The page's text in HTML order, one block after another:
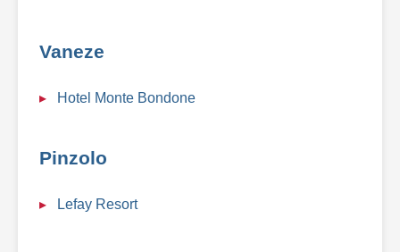
Vaneze
Hotel Monte Bondone
Pinzolo
Lefay Resort